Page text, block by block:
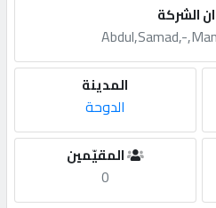
الشركة
Abdul,Samad,-
المدينة
الدوحة
المقيّمين
0